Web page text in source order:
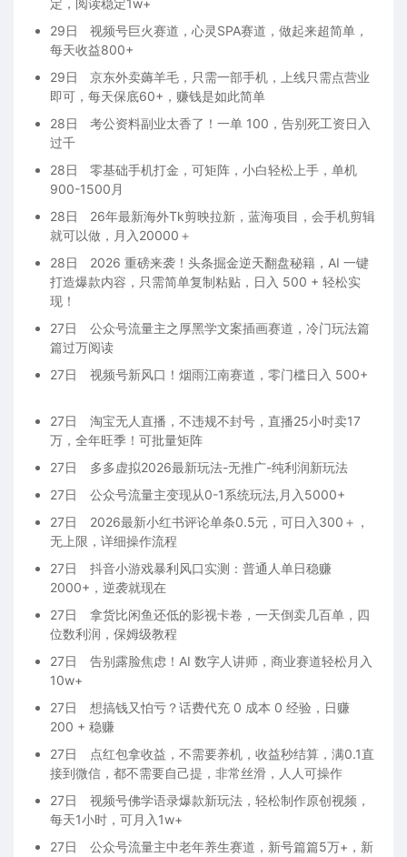
定，阅读稳定1w+
29日
视频号巨火赛道，心灵SPA赛道，做起来超简单，
每天收益800+
29日
京东外卖薅羊毛，只需一部手机，上线只需点营业
即可，每天保底60+，赚钱是如此简单
28日
考公资料副业太香了！一单 100，告别死工资日入
过千
28日
零基础手机打金，可矩阵，小白轻松上手，单机
900-1500月
28日
26年最新海外Tk剪映拉新，蓝海项目，会手机剪辑
就可以做，月入20000＋
28日
2026 重磅来袭！头条掘金逆天翻盘秘籍，AI 一键
打造爆款内容，只需简单复制粘贴，日入 500 + 轻松实
现！
27日
公众号流量主之厚黑学文案插画赛道，冷门玩法篇
篇过万阅读
27日
视频号新风口！烟雨江南赛道，零门槛日入 500+
27日
淘宝无人直播，不违规不封号，直播25小时卖17
万，全年旺季！可批量矩阵
27日
多多虚拟2026最新玩法-无推广-纯利润新玩法
27日
公众号流量主变现从0-1系统玩法,月入5000+
27日
2026最新小红书评论单条0.5元，可日入300＋，
无上限，详细操作流程
27日
抖音小游戏暴利风口实测：普通人单日稳赚
2000+，逆袭就现在
27日
拿货比闲鱼还低的影视卡卷，一天倒卖几百单，四
位数利润，保姆级教程
27日
告别露脸焦虑！AI 数字人讲师，商业赛道轻松月入
10w+
27日
想搞钱又怕亏？话费代充 0 成本 0 经验，日赚
200 + 稳赚
27日
点红包拿收益，不需要养机，收益秒结算，满0.1直
接到微信，都不需要自己提，非常丝滑，人人可操作
27日
视频号佛学语录爆款新玩法，轻松制作原创视频，
每天1小时，可月入1w+
27日
公众号流量主中老年养生赛道，新号篇篇5万+，新